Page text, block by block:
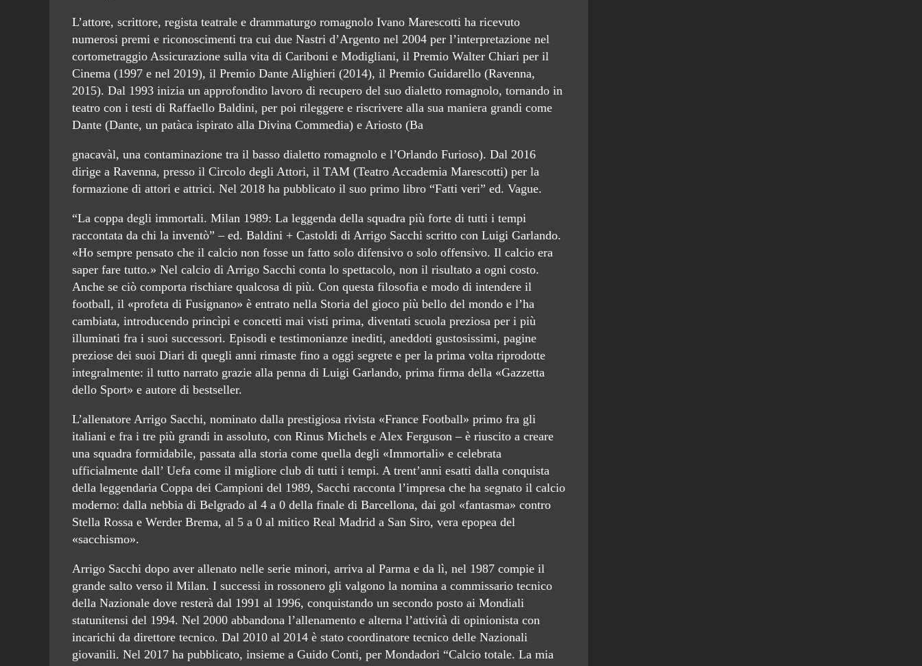
L’attore, scrittore, regista teatrale e drammaturgo romagnolo Ivano Marescotti ha ricevuto
numerosi premi e riconoscimenti tra cui due Nastri d’Argento nel 2004 per l’interpretazione nel
cortometraggio Assicurazione sulla vita di Cariboni e Modigliani, il Premio Walter Chiari per il
Cinema (1997 e nel 2019), il Premio Dante Alighieri (2014), il Premio Guidarello (Ravenna,
2015). Dal 1993 inizia un approfondito lavoro di recupero del suo dialetto romagnolo, tornando in
teatro con i testi di Raffaello Baldini, per poi rileggere e riscrivere alla sua maniera grandi come
Dante (Dante, un patàca ispirato alla Divina Commedia) e Ariosto (Ba
gnacavàl, una contaminazione tra il basso dialetto romagnolo e l’Orlando Furioso). Dal 2016
dirige a Ravenna, presso il Circolo degli Attori, il TAM (Teatro Accademia Marescotti) per la
formazione di attori e attrici. Nel 2018 ha pubblicato il suo primo libro “Fatti veri” ed. Vague.
“La coppa degli immortali. Milan 1989: La leggenda della squadra più forte di tutti i tempi
raccontata da chi la inventò” – ed. Baldini + Castoldi di Arrigo Sacchi scritto con Luigi Garlando.
«Ho sempre pensato che il calcio non fosse un fatto solo difensivo o solo offensivo. Il calcio era
saper fare tutto.» Nel calcio di Arrigo Sacchi conta lo spettacolo, non il risultato a ogni costo.
Anche se ciò comporta rischiare qualcosa di più. Con questa filosofia e modo di intendere il
football, il «profeta di Fusignano» è entrato nella Storia del gioco più bello del mondo e l’ha
cambiata, introducendo princìpi e concetti mai visti prima, diventati scuola preziosa per i più
illuminati fra i suoi successori. Episodi e testimonianze inediti, aneddoti gustosissimi, pagine
preziose dei suoi Diari di quegli anni rimaste fino a oggi segrete e per la prima volta riprodotte
integralmente: il tutto narrato grazie alla penna di Luigi Garlando, prima firma della «Gazzetta
dello Sport» e autore di bestseller.
L’allenatore Arrigo Sacchi, nominato dalla prestigiosa rivista «France Football» primo fra gli
italiani e fra i tre più grandi in assoluto, con Rinus Michels e Alex Ferguson – è riuscito a creare
una squadra formidabile, passata alla storia come quella degli «Immortali» e celebrata
ufficialmente dall’ Uefa come il migliore club di tutti i tempi. A trent’anni esatti dalla conquista
della leggendaria Coppa dei Campioni del 1989, Sacchi racconta l’impresa che ha segnato il calcio
moderno: dalla nebbia di Belgrado al 4 a 0 della finale di Barcellona, dai gol «fantasma» contro
Stella Rossa e Werder Brema, al 5 a 0 al mitico Real Madrid a San Siro, vera epopea del
«sacchismo».
Arrigo Sacchi dopo aver allenato nelle serie minori, arriva al Parma e da lì, nel 1987 compie il
grande salto verso il Milan. I successi in rossonero gli valgono la nomina a commissario tecnico
della Nazionale dove resterà dal 1991 al 1996, conquistando un secondo posto ai Mondiali
statunitensi del 1994. Nel 2000 abbandona l’allenamento e alterna l’attività di opinionista con
incarichi da direttore tecnico. Dal 2010 al 2014 è stato coordinatore tecnico delle Nazionali
giovanili. Nel 2017 ha pubblicato, insieme a Guido Conti, per Mondadori “Calcio totale. La mia